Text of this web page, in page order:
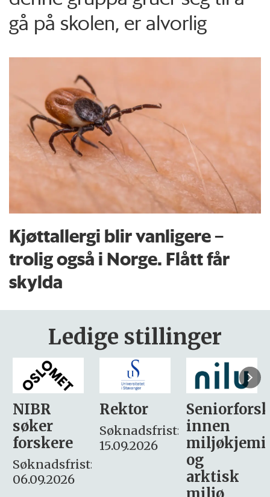
gå på skolen, er alvorlig
Kjøttallergi blir vanligere –
trolig også i Norge. Flått får
skylda
Ledige stillinger
Rektor
Søknadsfrist:
15.09.2026
Seniorforsker
innen
miljøkjemi
søker
– fast
Søknadsfrist: